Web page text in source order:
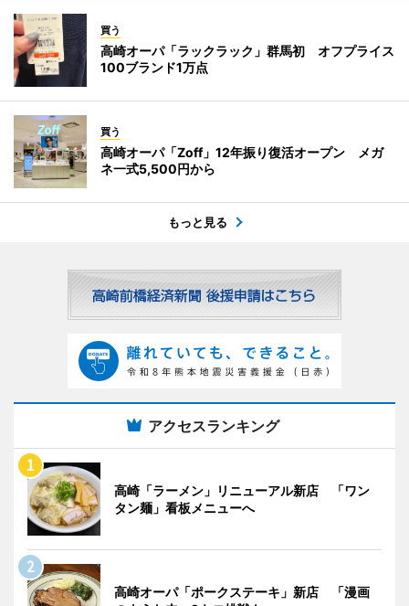
買う
高崎オーパ「ラックラック」群馬初 オフプライス
100ブランド1万点
買う
高崎オーパ「Zoff」12年振り復活オープン メガ
ネ一式5,500円から
もっと見る
アクセスランキング
高崎「ラーメン」リニューアル新店 「ワン
タン麺」看板メニューへ
高崎オーパ「ポークステーキ」新店 「漫画